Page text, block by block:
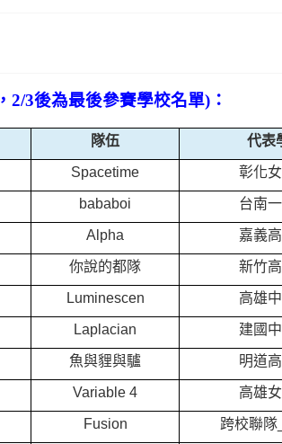
2/3後為最後參賽學校名單)：
隊伍 代表
Spacetime 彰化
bababoi 台南
Alpha 嘉義
你說的都隊 新竹
Luminescen 高雄
Laplacian 建國
魚與貍與驢 明道
Variable 4 高雄
Fusion 跨校聯隊